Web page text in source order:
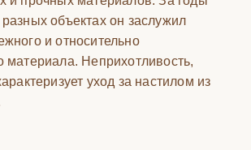
объектах он заслужил
и относительно
материала. Неприхотливость,
уход за настилом из